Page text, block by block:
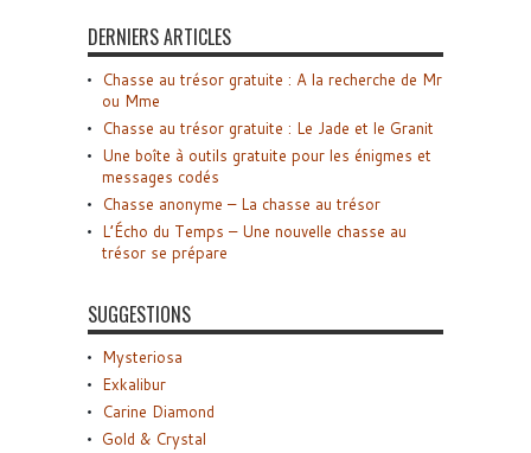
DERNIERS ARTICLES
Chasse au trésor gratuite : A la recherche de Mr
ou Mme
Chasse au trésor gratuite : Le Jade et le Granit
Une boîte à outils gratuite pour les énigmes et
messages codés
Chasse anonyme – La chasse au trésor
L’Écho du Temps – Une nouvelle chasse au
trésor se prépare
SUGGESTIONS
Mysteriosa
Exkalibur
Carine Diamond
Gold & Crystal